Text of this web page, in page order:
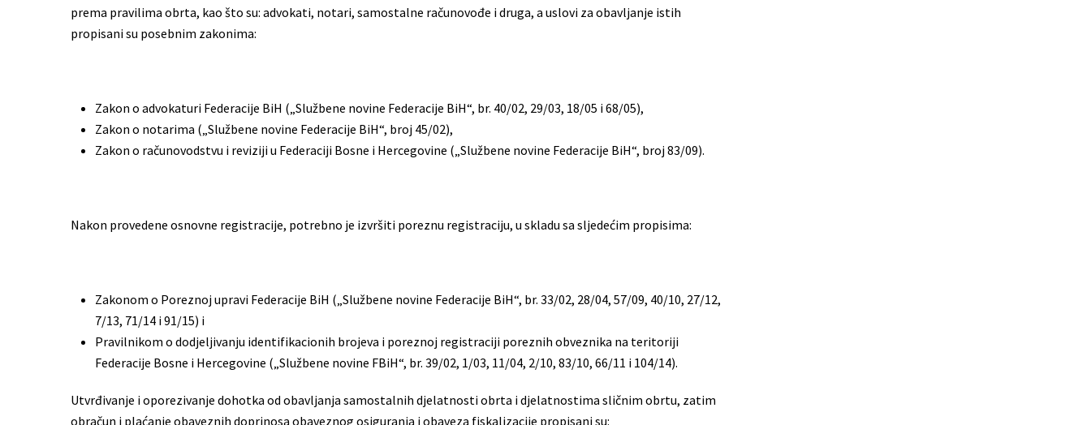
prema pravilima obrta, kao što su: advokati, notari, samostalne računovođe i druga, a uslovi za obavljanje istih
propisani su posebnim zakonima:
Zakon o advokaturi Federacije BiH („Službene novine Federacije BiH“, br. 40/02, 29/03, 18/05 i 68/05),
Zakon o notarima („Službene novine Federacije BiH“, broj 45/02),
Zakon o računovodstvu i reviziji u Federaciji Bosne i Hercegovine („Službene novine Federacije BiH“, broj 83/09).
Nakon provedene osnovne registracije, potrebno je izvršiti poreznu registraciju, u skladu sa sljedećim propisima:
Zakonom o Poreznoj upravi Federacije BiH („Službene novine Federacije BiH“, br. 33/02, 28/04, 57/09, 40/10, 27/12,
7/13, 71/14 i 91/15) i
Pravilnikom o dodjeljivanju identifikacionih brojeva i poreznoj registraciji poreznih obveznika na teritoriji
Federacije Bosne i Hercegovine („Službene novine FBiH“, br. 39/02, 1/03, 11/04, 2/10, 83/10, 66/11 i 104/14).
Utvrđivanje i oporezivanje dohotka od obavljanja samostalnih djelatnosti obrta i djelatnostima sličnim obrtu, zatim
obračun i plaćanje obaveznih doprinosa obaveznog osiguranja i obaveza fiskalizacije propisani su: